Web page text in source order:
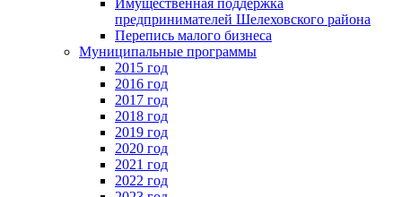
предпринимателей Шелеховского района
Перепись малого бизнеса
Муниципальные программы
2015 год
2016 год
2017 год
2018 год
2019 год
2020 год
2021 год
2022 год